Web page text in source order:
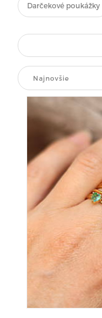
Darčekové poukážky
Najnovšie